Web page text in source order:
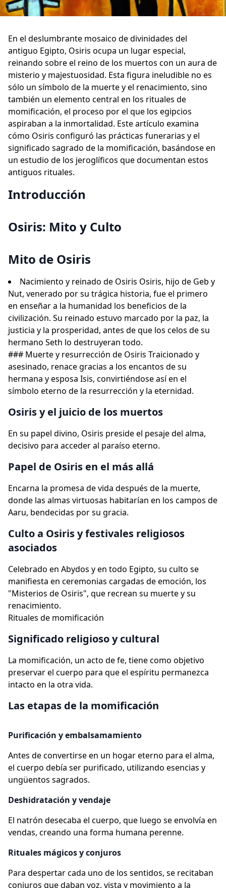
En el deslumbrante mosaico de divinidades del
antiguo Egipto, Osiris ocupa un lugar especial,
reinando sobre el reino de los muertos con un aura de
misterio y majestuosidad. Esta figura ineludible no es
sólo un símbolo de la muerte y el renacimiento, sino
también un elemento central en los rituales de
momificación, el proceso por el que los egipcios
aspiraban a la inmortalidad. Este artículo examina
cómo Osiris configuró las prácticas funerarias y el
significado sagrado de la momificación, basándose en
un estudio de los jeroglíficos que documentan estos
antiguos rituales.
Introducción
Osiris: Mito y Culto
Mito de Osiris
Nacimiento y reinado de Osiris Osiris, hijo de Geb y
Nut, venerado por su trágica historia, fue el primero
en enseñar a la humanidad los beneficios de la
civilización. Su reinado estuvo marcado por la paz, la
justicia y la prosperidad, antes de que los celos de su
hermano Seth lo destruyeran todo.
### Muerte y resurrección de Osiris Traicionado y
asesinado, renace gracias a los encantos de su
hermana y esposa Isis, convirtiéndose así en el
símbolo eterno de la resurrección y la eternidad.
Osiris y el juicio de los muertos
En su papel divino, Osiris preside el pesaje del alma,
decisivo para acceder al paraíso eterno.
Papel de Osiris en el más allá
Encarna la promesa de vida después de la muerte,
donde las almas virtuosas habitarían en los campos de
Aaru, bendecidas por su gracia.
Culto a Osiris y festivales religiosos
asociados
Celebrado en Abydos y en todo Egipto, su culto se
manifiesta en ceremonias cargadas de emoción, los
"Misterios de Osiris", que recrean su muerte y su
renacimiento.
Rituales de momificación
Significado religioso y cultural
La momificación, un acto de fe, tiene como objetivo
preservar el cuerpo para que el espíritu permanezca
intacto en la otra vida.
Las etapas de la momificación
Purificación y embalsamamiento
Antes de convertirse en un hogar eterno para el alma,
el cuerpo debía ser purificado, utilizando esencias y
ungüentos sagrados.
Deshidratación y vendaje
El natrón desecaba el cuerpo, que luego se envolvía en
vendas, creando una forma humana perenne.
Rituales mágicos y conjuros
Para despertar cada uno de los sentidos, se recitaban
conjuros que daban voz, vista y movimiento a la